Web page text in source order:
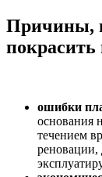
Причины,
ошибки
основания
течением
реновации,